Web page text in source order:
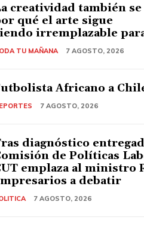
creatividad también
qué el arte sigue
irremplazable
TU MAÑANA 7 AGOSTO, 2026
Africano a
7 AGOSTO, 2026
diagnóstico
de Políticas
emplaza al ministro
a debatir
7 AGOSTO, 2026